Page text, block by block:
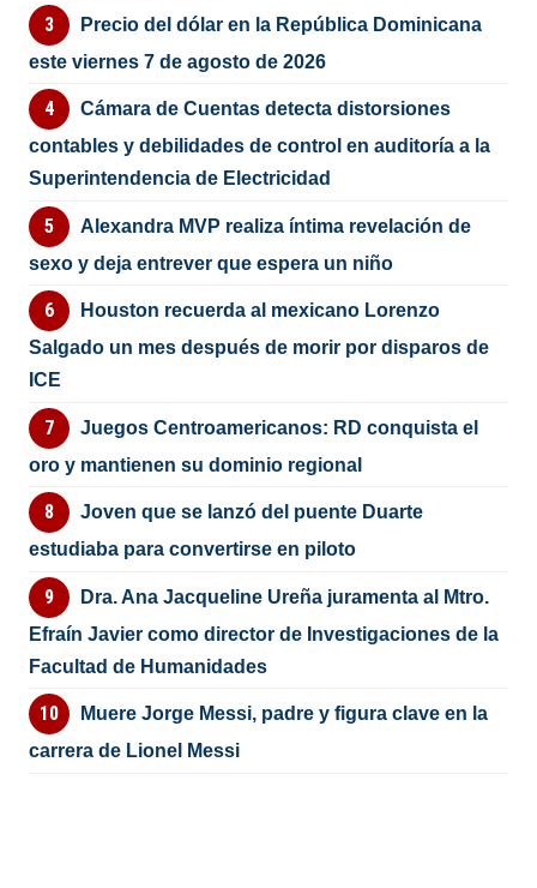
Precio del dólar en la República Dominicana
este viernes 7 de agosto de 2026
Cámara de Cuentas detecta distorsiones
contables y debilidades de control en auditoría a la
Superintendencia de Electricidad
Alexandra MVP realiza íntima revelación de
sexo y deja entrever que espera un niño
Houston recuerda al mexicano Lorenzo
Salgado un mes después de morir por disparos de
ICE
Juegos Centroamericanos: RD conquista el
oro y mantienen su dominio regional
Joven que se lanzó del puente Duarte
estudiaba para convertirse en piloto
Dra. Ana Jacqueline Ureña juramenta al Mtro.
Efraín Javier como director de Investigaciones de la
Facultad de Humanidades
Muere Jorge Messi, padre y figura clave en la
carrera de Lionel Messi